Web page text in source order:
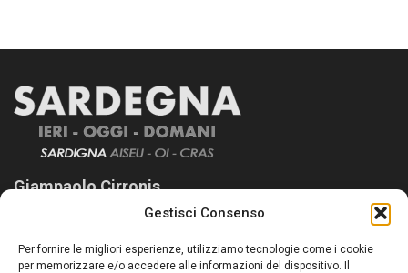
Gestisci Consenso
Per fornire le migliori esperienze, utilizziamo tecnologie come i cookie
per memorizzare e/o accedere alle informazioni del dispositivo. Il
Giampaolo Cirronis
Sardegna Ieri-Oggi-Domani nasce per informare “liberamente” i
lettori su quanto accade in Sardegna, con un occhio rivolto al
nostro passato e, soprattutto, al nostro futuro